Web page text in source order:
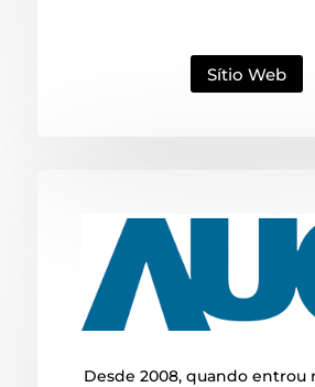
Sítio Web
Desde 2008, quando entrou